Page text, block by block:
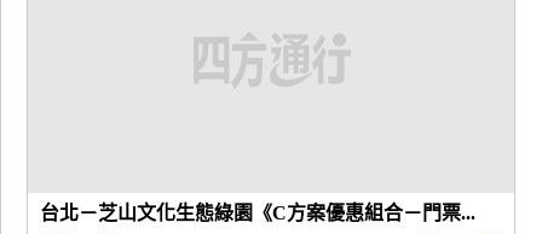
台北－芝山文化生態綠園《C方案優惠組合－門票...